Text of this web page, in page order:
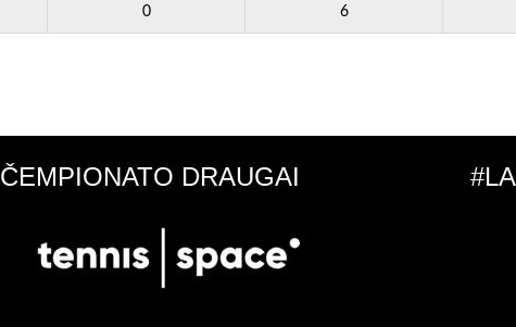
0 6
ČEMPIONATO DRAUGAI